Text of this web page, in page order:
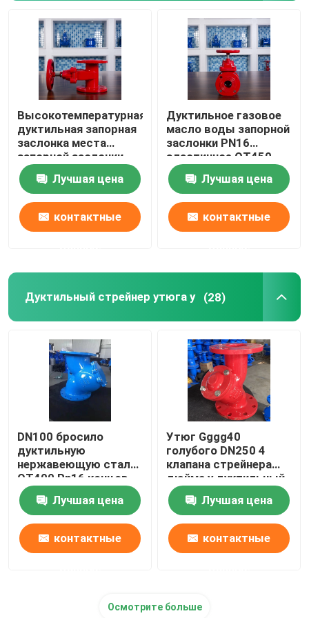
Задерживающий клапан литого железа молчаливый
Узелковый задерживающий клапан литого железа
Высокотемпературная
дуктильная запорная
заслонка места
запорной заслонки
QT400 QT450 утюга
эластичнаяЛучшая цена
контактные
Дуктильное газовое
масло воды запорной
заслонки PN16
эластичное QT450
QT400 фланца утюга
Лучшая цена
контактные
Дуктильный стрейнер утюга y (28)
DN100 бросило
дуктильную
нержавеющую сталь
QT400 Pn16 концов
фланца стрейнера
утюга yЛучшая цена
контактные
Утюг Gggg40
голубого DN250 4
клапана стрейнера
дюйма y дуктильный
для частей водяного
фильтра запасных
Лучшая цена
контактные
Осмотрите больше